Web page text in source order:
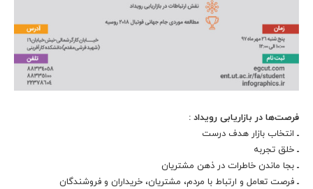
فرصت‌ها در بازاریابی رویداد :
ـ انتخاب بازار هدف درست
ـ خلق تجربه
ـ بجا ماندن خاطرات در ذهن مشتریان
ـ فرصت تعامل و ارتباط با مردم، مشتریان، خریداران و فروشندگان